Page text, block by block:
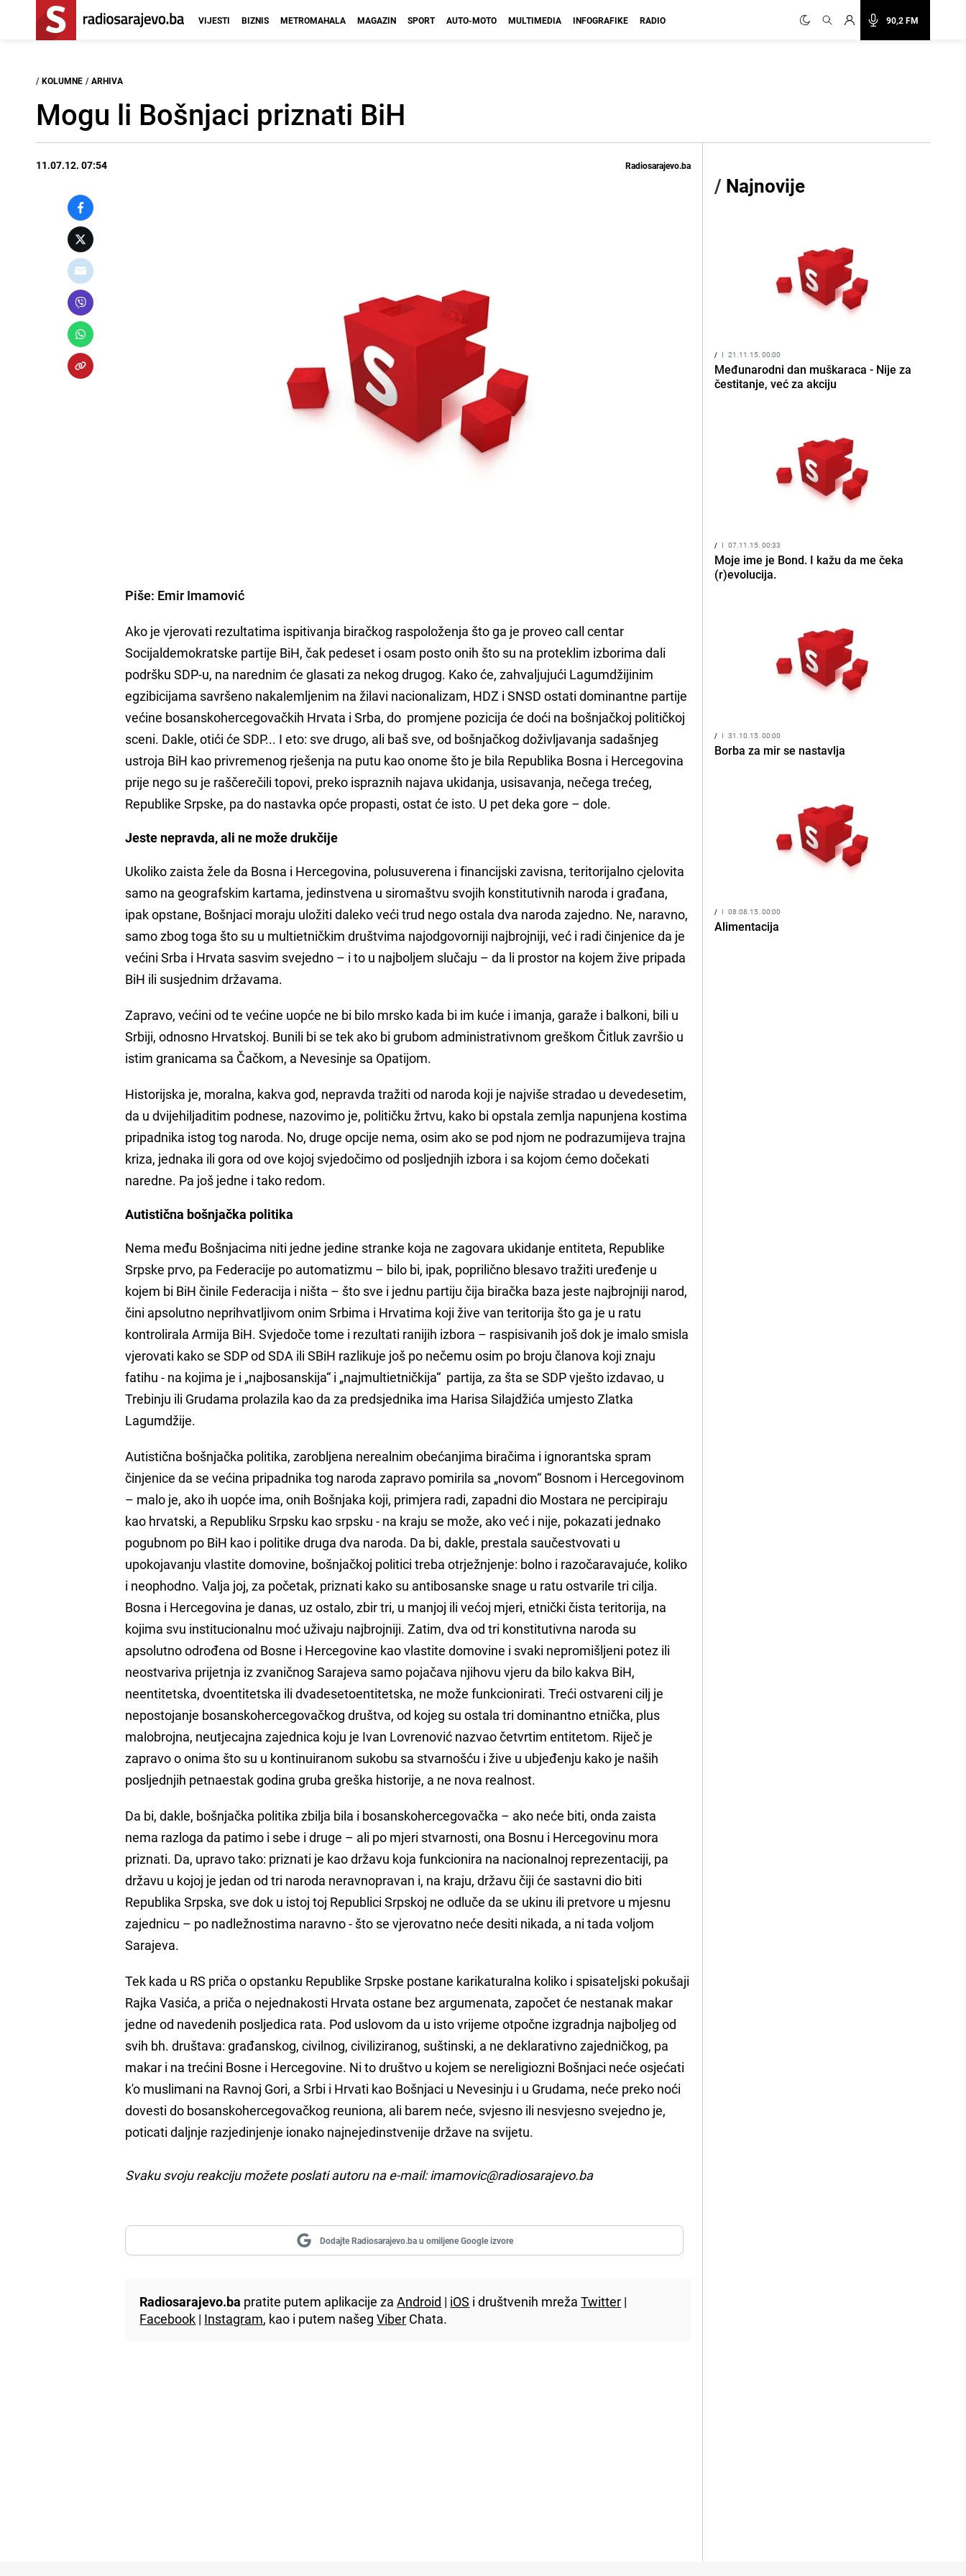
90,2 FM
VIJESTI BIZNIS METROMAHALA MAGAZIN SPORT AUTO-MOTO MULTIMEDIA INFOGRAFIKE RADIO
/ KOLUMNE / ARHIVA
Mogu li Bošnjaci priznati BiH
11.07.12. 07:54 Radiosarajevo.ba
Piše: Emir Imamović
Ako je vjerovati rezultatima ispitivanja biračkog raspoloženja što ga je proveo call centar
Socijaldemokratske partije BiH, čak pedeset i osam posto onih što su na proteklim izborima dali
podršku SDP-u, na narednim će glasati za nekog drugog. Kako će, zahvaljujući Lagumdžijinim
egzibicijama savršeno nakalemljenim na žilavi nacionalizam, HDZ i SNSD ostati dominantne partije
većine bosanskohercegovačkih Hrvata i Srba, do promjene pozicija će doći na bošnjačkoj političkoj
sceni. Dakle, otići će SDP... I eto: sve drugo, ali baš sve, od bošnjačkog doživljavanja sadašnjeg
ustroja BiH kao privremenog rješenja na putu kao onome što je bila Republika Bosna i Hercegovina
prije nego su je raščerečili topovi, preko ispraznih najava ukidanja, usisavanja, nečega trećeg,
Republike Srpske, pa do nastavka opće propasti, ostat će isto. U pet deka gore – dole.
Jeste nepravda, ali ne može drukčije
Ukoliko zaista žele da Bosna i Hercegovina, polusuverena i financijski zavisna, teritorijalno cjelovita
samo na geografskim kartama, jedinstvena u siromaštvu svojih konstitutivnih naroda i građana,
ipak opstane, Bošnjaci moraju uložiti daleko veći trud nego ostala dva naroda zajedno. Ne, naravno,
samo zbog toga što su u multietničkim društvima najodgovorniji najbrojniji, već i radi činjenice da je
većini Srba i Hrvata sasvim svejedno – i to u najboljem slučaju – da li prostor na kojem žive pripada
BiH ili susjednim državama.
Zapravo, većini od te većine uopće ne bi bilo mrsko kada bi im kuće i imanja, garaže i balkoni, bili u
Srbiji, odnosno Hrvatskoj. Bunili bi se tek ako bi grubom administrativnom greškom Čitluk završio u
istim granicama sa Čačkom, a Nevesinje sa Opatijom.
Historijska je, moralna, kakva god, nepravda tražiti od naroda koji je najviše stradao u devedesetim,
da u dvijehiljaditim podnese, nazovimo je, političku žrtvu, kako bi opstala zemlja napunjena kostima
pripadnika istog tog naroda. No, druge opcije nema, osim ako se pod njom ne podrazumijeva trajna
kriza, jednaka ili gora od ove kojoj svjedočimo od posljednjih izbora i sa kojom ćemo dočekati
naredne. Pa još jedne i tako redom.
Autistična bošnjačka politika
Nema među Bošnjacima niti jedne jedine stranke koja ne zagovara ukidanje entiteta, Republike
Srpske prvo, pa Federacije po automatizmu – bilo bi, ipak, poprilično blesavo tražiti uređenje u
kojem bi BiH činile Federacija i ništa – što sve i jednu partiju čija biračka baza jeste najbrojniji narod,
čini apsolutno neprihvatljivom onim Srbima i Hrvatima koji žive van teritorija što ga je u ratu
kontrolirala Armija BiH. Svjedoče tome i rezultati ranijih izbora – raspisivanih još dok je imalo smisla
vjerovati kako se SDP od SDA ili SBiH razlikuje još po nečemu osim po broju članova koji znaju
fatihu - na kojima je i „najbosanskija“ i „najmultietničkija“ partija, za šta se SDP vješto izdavao, u
Trebinju ili Grudama prolazila kao da za predsjednika ima Harisa Silajdžića umjesto Zlatka
Lagumdžije.
Autistična bošnjačka politika, zarobljena nerealnim obećanjima biračima i ignorantska spram
činjenice da se većina pripadnika tog naroda zapravo pomirila sa „novom“ Bosnom i Hercegovinom
– malo je, ako ih uopće ima, onih Bošnjaka koji, primjera radi, zapadni dio Mostara ne percipiraju
kao hrvatski, a Republiku Srpsku kao srpsku - na kraju se može, ako već i nije, pokazati jednako
pogubnom po BiH kao i politike druga dva naroda. Da bi, dakle, prestala saučestvovati u
upokojavanju vlastite domovine, bošnjačkoj politici treba otrježnjenje: bolno i razočaravajuće, koliko
i neophodno. Valja joj, za početak, priznati kako su antibosanske snage u ratu ostvarile tri cilja.
Bosna i Hercegovina je danas, uz ostalo, zbir tri, u manjoj ili većoj mjeri, etnički čista teritorija, na
kojima svu institucionalnu moć uživaju najbrojniji. Zatim, dva od tri konstitutivna naroda su
apsolutno odrođena od Bosne i Hercegovine kao vlastite domovine i svaki nepromišljeni potez ili
neostvariva prijetnja iz zvaničnog Sarajeva samo pojačava njihovu vjeru da bilo kakva BiH,
neentitetska, dvoentitetska ili dvadesetoentitetska, ne može funkcionirati. Treći ostvareni cilj je
nepostojanje bosanskohercegovačkog društva, od kojeg su ostala tri dominantno etnička, plus
malobrojna, neutjecajna zajednica koju je Ivan Lovrenović nazvao četvrtim entitetom. Riječ je
zapravo o onima što su u kontinuiranom sukobu sa stvarnošću i žive u ubjeđenju kako je naših
posljednjih petnaestak godina gruba greška historije, a ne nova realnost.
Da bi, dakle, bošnjačka politika zbilja bila i bosanskohercegovačka – ako neće biti, onda zaista
nema razloga da patimo i sebe i druge – ali po mjeri stvarnosti, ona Bosnu i Hercegovinu mora
priznati. Da, upravo tako: priznati je kao državu koja funkcionira na nacionalnoj reprezentaciji, pa
državu u kojoj je jedan od tri naroda neravnopravan i, na kraju, državu čiji će sastavni dio biti
Republika Srpska, sve dok u istoj toj Republici Srpskoj ne odluče da se ukinu ili pretvore u mjesnu
zajednicu – po nadležnostima naravno - što se vjerovatno neće desiti nikada, a ni tada voljom
Sarajeva.
Tek kada u RS priča o opstanku Republike Srpske postane karikaturalna koliko i spisateljski pokušaji
Rajka Vasića, a priča o nejednakosti Hrvata ostane bez argumenata, započet će nestanak makar
jedne od navedenih posljedica rata. Pod uslovom da u isto vrijeme otpočne izgradnja najboljeg od
svih bh. društava: građanskog, civilnog, civiliziranog, suštinski, a ne deklarativno zajedničkog, pa
makar i na trećini Bosne i Hercegovine. Ni to društvo u kojem se nereligiozni Bošnjaci neće osjećati
k'o muslimani na Ravnoj Gori, a Srbi i Hrvati kao Bošnjaci u Nevesinju i u Grudama, neće preko noći
dovesti do bosanskohercegovačkog reuniona, ali barem neće, svjesno ili nesvjesno svejedno je,
poticati daljnje razjedinjenje ionako najnejedinstvenije države na svijetu.
Svaku svoju reakciju možete poslati autoru na e-mail: imamovic@radiosarajevo.ba
Dodajte Radiosarajevo.ba u omiljene Google izvore
Radiosarajevo.ba pratite putem aplikacije zaAndroid | iOS i društvenih mrežaTwitter |
Facebook | Instagram, kao i putem našegViber Chata.
/ Najnovije
/ I 21.11.15. 00:00
Međunarodni dan muškaraca - Nije za
čestitanje, već za akciju
/ I 07.11.15. 00:33
Moje ime je Bond. I kažu da me čeka
(r)evolucija.
/ I 31.10.15. 00:00
Borba za mir se nastavlja
/ I 08.08.15. 00:00
Alimentacija